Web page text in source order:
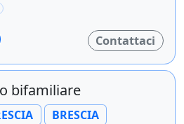
Contattaci
bifamiliare
BRESCIA